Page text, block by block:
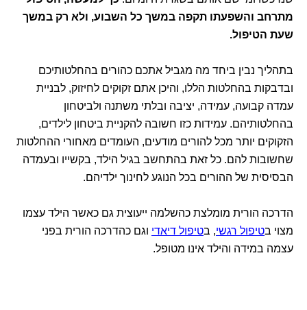
מתרחב והשפעתו תקפה במשך כל השבוע, ולא רק במשך
שעת הטיפול.
בתהליך נבין ביחד מה מגביל אתכם כהורים בהחלטותיכם
ובדבקות בהחלטות הללו, והיכן אתם זקוקים לחיזוק, לבניית
עמדה קבועה, עמידה, יציבה ובלתי משתנה ולביטחון
בהחלטותיהם. עמידות כזו חשובה להקניית ביטחון לילדים,
הזקוקים יותר מכל להורים מודעים, העומדים מאחורי ההחלטות
שחשובות להם. כל זאת בהתחשב בגיל הילד, בקשייו ובעמדה
הבסיסית של ההורים בכל הנוגע לחינוך ילדיהם.
הדרכה הורית מומלצת כהשלמה ייעוצית גם כאשר הילד עצמו
מצוי בטיפול רגשי, בטיפול דיאדי וגם כהדרכה הורית בפני
עצמה במידה והילד אינו מטופל.